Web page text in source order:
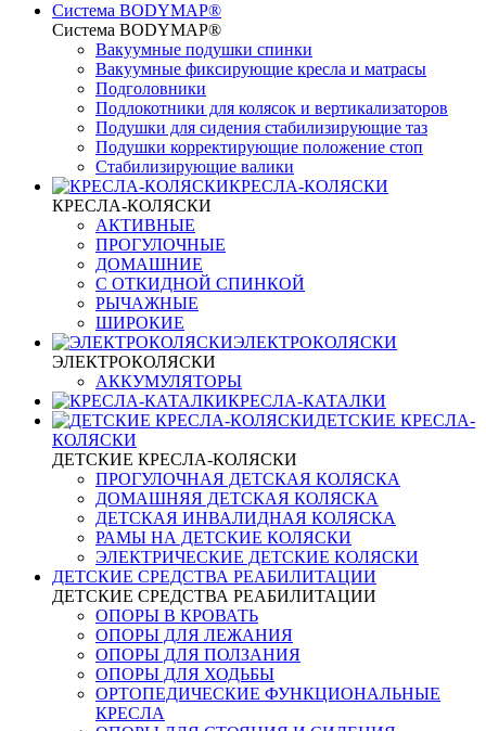
Система BODYMAP®
Система BODYMAP®
Вакуумные подушки спинки
Вакуумные фиксирующие кресла и матрасы
Подголовники
Подлокотники для колясок и вертикализаторов
Подушки для сидения стабилизирующие таз
Подушки корректирующие положение стоп
Стабилизирующие валики
КРЕСЛА-КОЛЯСКИ
КРЕСЛА-КОЛЯСКИ
АКТИВНЫЕ
ПРОГУЛОЧНЫЕ
ДОМАШНИЕ
С ОТКИДНОЙ СПИНКОЙ
РЫЧАЖНЫЕ
ШИРОКИЕ
ЭЛЕКТРОКОЛЯСКИ
ЭЛЕКТРОКОЛЯСКИ
АККУМУЛЯТОРЫ
КРЕСЛА-КАТАЛКИ
ДЕТСКИЕ КРЕСЛА-
КОЛЯСКИ
ДЕТСКИЕ КРЕСЛА-КОЛЯСКИ
ПРОГУЛОЧНАЯ ДЕТСКАЯ КОЛЯСКА
ДОМАШНЯЯ ДЕТСКАЯ КОЛЯСКА
ДЕТСКАЯ ИНВАЛИДНАЯ КОЛЯСКА
РАМЫ НА ДЕТСКИЕ КОЛЯСКИ
ЭЛЕКТРИЧЕСКИЕ ДЕТСКИЕ КОЛЯСКИ
ДЕТСКИЕ СРЕДСТВА РЕАБИЛИТАЦИИ
ДЕТСКИЕ СРЕДСТВА РЕАБИЛИТАЦИИ
ОПОРЫ В КРОВАТЬ
ОПОРЫ ДЛЯ ЛЕЖАНИЯ
ОПОРЫ ДЛЯ ПОЛЗАНИЯ
ОПОРЫ ДЛЯ ХОДЬБЫ
ОРТОПЕДИЧЕСКИЕ ФУНКЦИОНАЛЬНЫЕ
КРЕСЛА